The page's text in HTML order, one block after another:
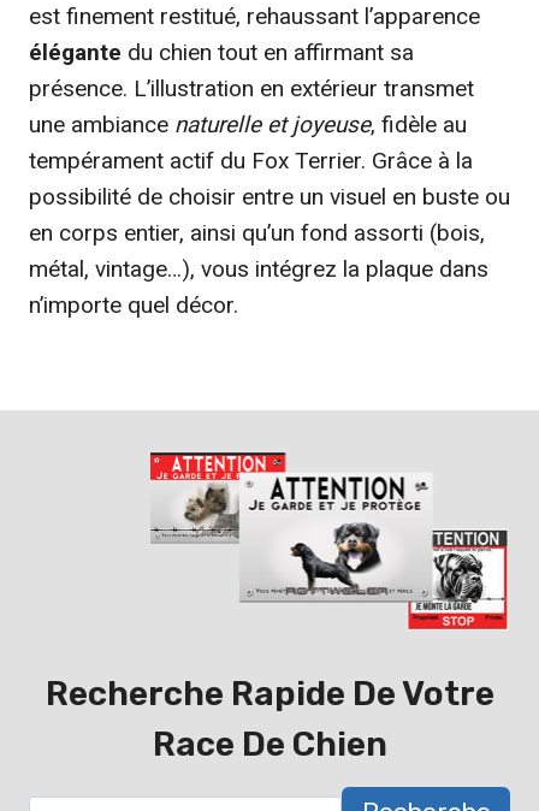
est finement restitué, rehaussant l’apparence
élégante du chien tout en affirmant sa
présence. L’illustration en extérieur transmet
une ambiance naturelle et joyeuse, fidèle au
tempérament actif du Fox Terrier. Grâce à la
possibilité de choisir entre un visuel en buste ou
en corps entier, ainsi qu’un fond assorti (bois,
métal, vintage…), vous intégrez la plaque dans
n’importe quel décor.
Recherche Rapide De Votre
Race De Chien